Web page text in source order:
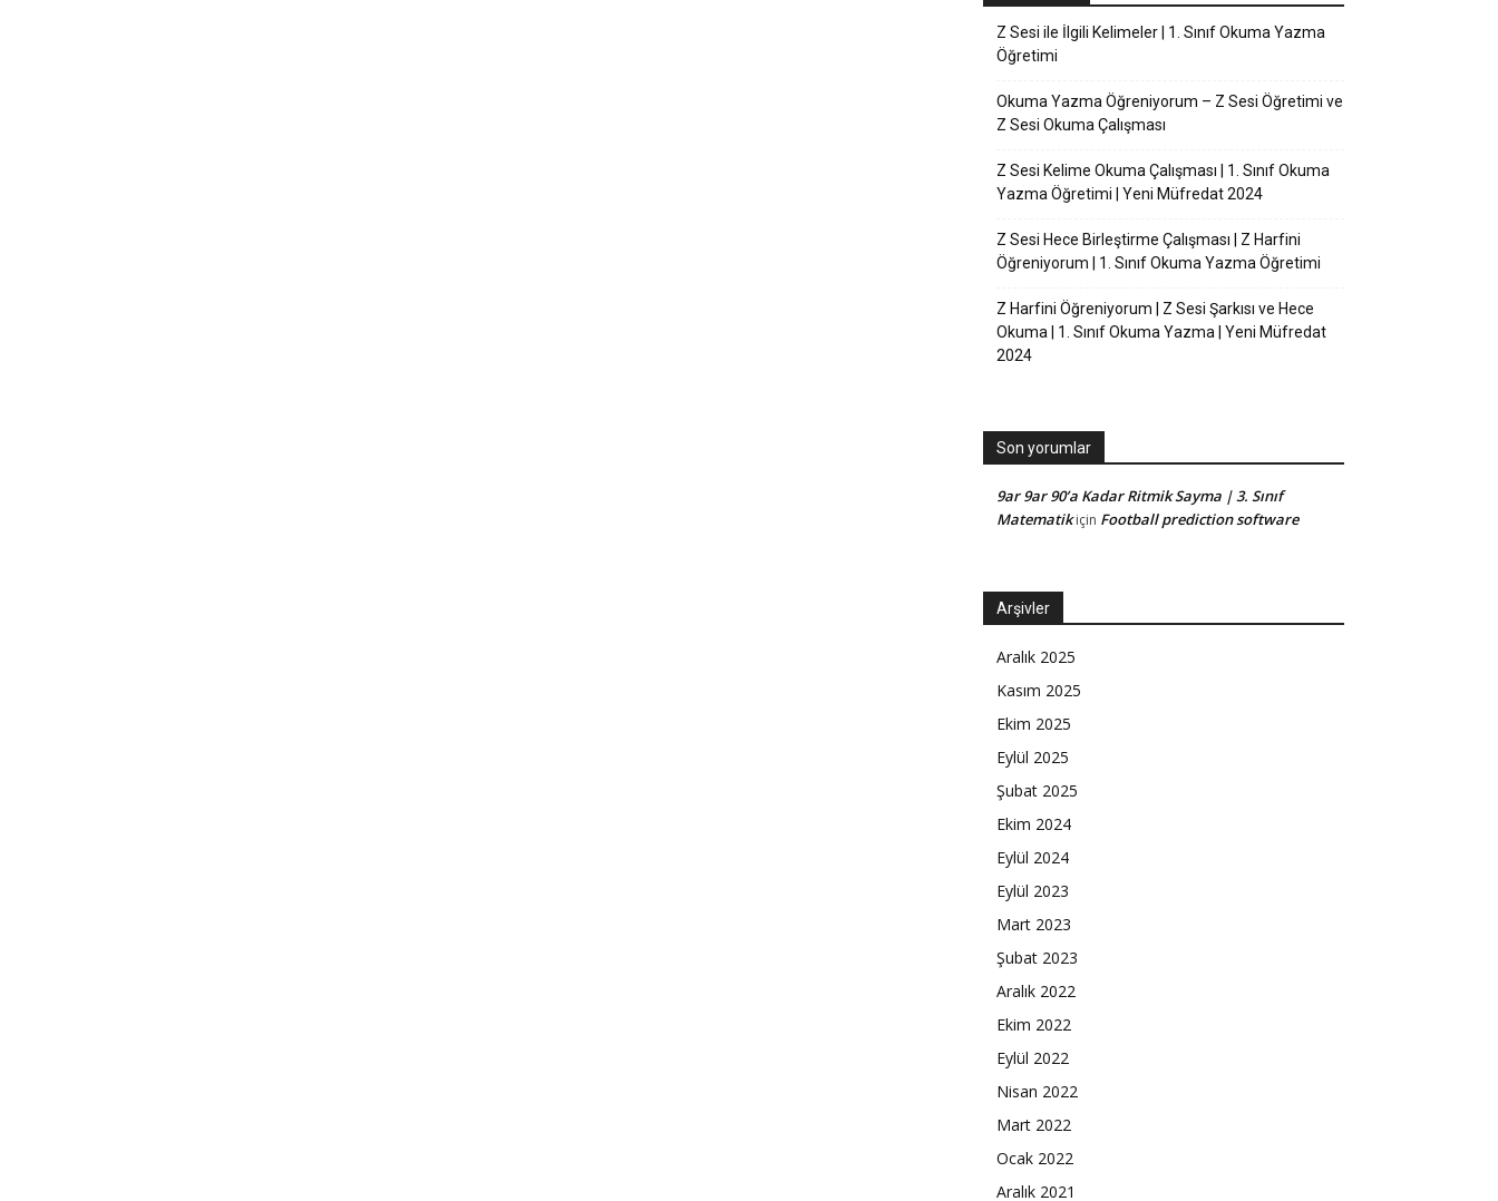
Z Sesi ile İlgili Kelimeler | 1. Sınıf Okuma Yazma
Öğretimi
Okuma Yazma Öğreniyorum – Z Sesi Öğretimi ve
Z Sesi Okuma Çalışması
Z Sesi Kelime Okuma Çalışması | 1. Sınıf Okuma
Yazma Öğretimi | Yeni Müfredat 2024
Z Sesi Hece Birleştirme Çalışması | Z Harfini
Öğreniyorum | 1. Sınıf Okuma Yazma Öğretimi
Z Harfini Öğreniyorum | Z Sesi Şarkısı ve Hece
Okuma | 1. Sınıf Okuma Yazma | Yeni Müfredat
2024
Son yorumlar
9ar 9ar 90’a Kadar Ritmik Sayma | 3. Sınıf
Matematikiçin Football prediction software
Arşivler
Aralık 2025
Kasım 2025
Ekim 2025
Eylül 2025
Şubat 2025
Ekim 2024
Eylül 2024
Eylül 2023
Mart 2023
Şubat 2023
Aralık 2022
Ekim 2022
Eylül 2022
Nisan 2022
Mart 2022
Ocak 2022
Aralık 2021